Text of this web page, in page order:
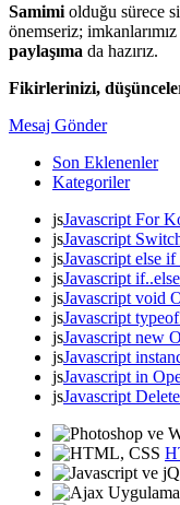
Samimi olduğu sürece
önemseriz;
paylaşıma da hazırız.
Fikirlerinizi,
Mesaj Gönder
Son Eklenenler
Kategoriler
jsJavascript For
jsJavascript Switch
jsJavascript else if
jsJavascript
jsJavascript void
jsJavascript
jsJavascript new
jsJavascript
jsJavascript in
jsJavascript